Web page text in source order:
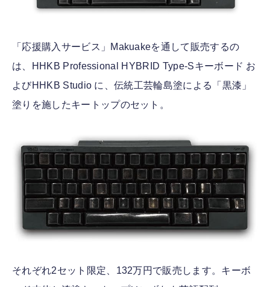
「応援購入サービス」Makuakeを通して販売するの
は、HHKB Professional HYBRID Type-Sキーボード お
よびHHKB Studio に、伝統工芸輪島塗による「黒漆」
塗りを施したキートップのセット。
それぞれ2セット限定、132万円で販売します。キーボ